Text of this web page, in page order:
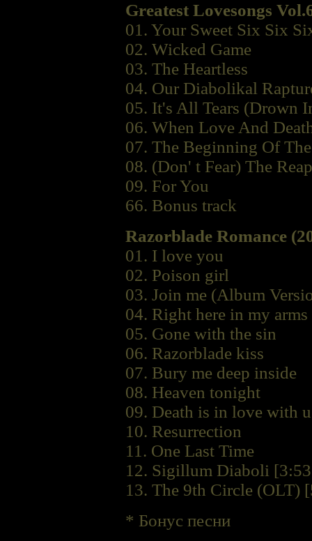
Greatest Lovesongs
01. Your Sweet Six Six
02. Wicked Game
03. The Heartless
04. Our Diabolikal
05. It's All Tears (Drown
06. When Love And
07. The Beginning Of
08. (Don' t Fear) The
09. For You
66. Bonus track
Razorblade Romance
01. I love you
02. Poison girl
03. Join me (Album
04. Right here in my arms
05. Gone with the sin
06. Razorblade kiss
07. Bury me deep inside
08. Heaven tonight
09. Death is in love with
10. Resurrection
11. One Last Time
12. Sigillum Diaboli
13. The 9th Circle (OLT)
* Бонус песни